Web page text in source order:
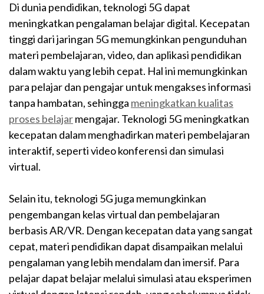
Di dunia pendidikan, teknologi 5G dapat
meningkatkan pengalaman belajar digital. Kecepatan
tinggi dari jaringan 5G memungkinkan pengunduhan
materi pembelajaran, video, dan aplikasi pendidikan
dalam waktu yang lebih cepat. Hal ini memungkinkan
para pelajar dan pengajar untuk mengakses informasi
tanpa hambatan, sehingga meningkatkan kualitas
proses belajarmengajar. Teknologi 5G meningkatkan
kecepatan dalam menghadirkan materi pembelajaran
interaktif, seperti video konferensi dan simulasi
virtual.
Selain itu, teknologi 5G juga memungkinkan
pengembangan kelas virtual dan pembelajaran
berbasis AR/VR. Dengan kecepatan data yang sangat
cepat, materi pendidikan dapat disampaikan melalui
pengalaman yang lebih mendalam dan imersif. Para
pelajar dapat belajar melalui simulasi atau eksperimen